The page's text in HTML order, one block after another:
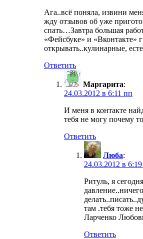
Ага..всё поняла, извини
жду отзывов об уже
спать…Завтра большая
«Фейсбуке» и «Вконтакте»
открывать..кулинарные,
Ответить
Маргарита:
24.03.2012 в 6:11 пп
И меня в контакте
тебя не могу почему
Ответить
Люба:
24.03.2012 в
Ритуль, я
там .тебя тоже
Ларченко
Ответить